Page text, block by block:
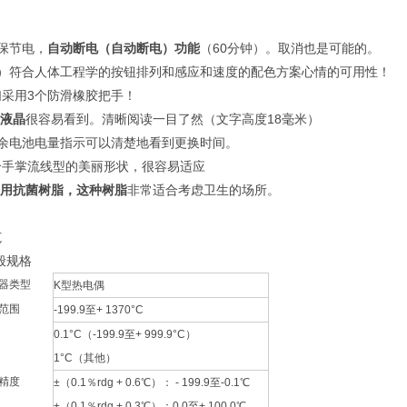
节电， 自动断电（自动断电）功能（60分钟）。取消也是可能的。
）符合人体工程学的按钮排列和感应和速度的配色方案心情的可用性！
用3个防滑橡胶把手！
晶很容易看到。清晰阅读一目了然（文字高度18毫米）
电池电量指示可以清楚地看到更换时间。
掌流线型的美丽形状，很容易适应
抗菌树脂，这种树脂非常适合考虑卫生的场所。
规格
类型
K型热电偶
围
-199.9至+ 1370°C
0.1°C（-199.9至+ 999.9°C）
1°C（其他）
度
±（0.1％rdg + 0.6℃）： - 199.9至-0.1℃